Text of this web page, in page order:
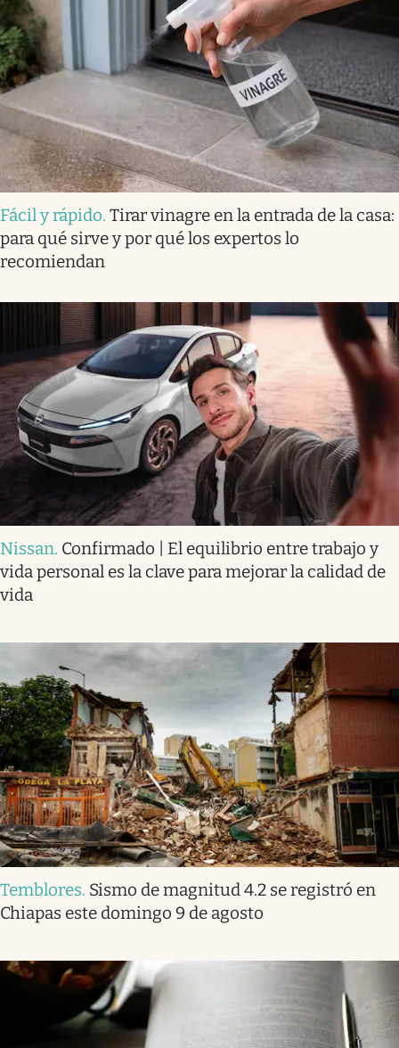
Fácil y rápido. Tirar vinagre en la entrada de la casa:
para qué sirve y por qué los expertos lo
recomiendan
Nissan. Confirmado | El equilibrio entre trabajo y
vida personal es la clave para mejorar la calidad de
vida
Temblores. Sismo de magnitud 4.2 se registró en
Chiapas este domingo 9 de agosto